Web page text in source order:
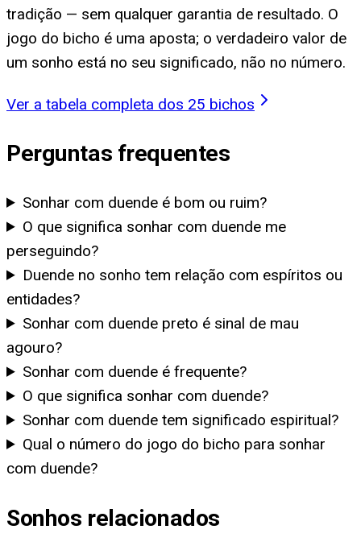
tradição — sem qualquer garantia de resultado. O
jogo do bicho é uma aposta; o verdadeiro valor de
um sonho está no seu significado, não no número.
Ver a tabela completa dos 25 bichos
Perguntas frequentes
Sonhar com duende é bom ou ruim?
O que significa sonhar com duende me
perseguindo?
Duende no sonho tem relação com espíritos ou
entidades?
Sonhar com duende preto é sinal de mau
agouro?
Sonhar com duende é frequente?
O que significa sonhar com duende?
Sonhar com duende tem significado espiritual?
Qual o número do jogo do bicho para sonhar
com duende?
Sonhos relacionados